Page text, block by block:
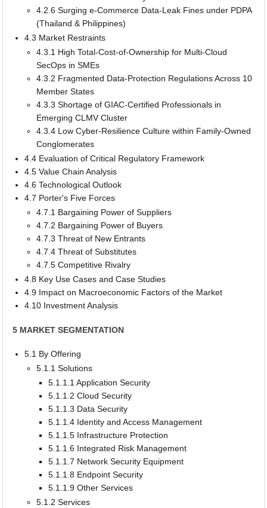
4.2.6 Surging e-Commerce Data-Leak Fines under PDPA
(Thailand & Philippines)
4.3 Market Restraints
4.3.1 High Total-Cost-of-Ownership for Multi-Cloud
SecOps in SMEs
4.3.2 Fragmented Data-Protection Regulations Across 10
Member States
4.3.3 Shortage of GIAC-Certified Professionals in
Emerging CLMV Cluster
4.3.4 Low Cyber-Resilience Culture within Family-Owned
Conglomerates
4.4 Evaluation of Critical Regulatory Framework
4.5 Value Chain Analysis
4.6 Technological Outlook
4.7 Porter's Five Forces
4.7.1 Bargaining Power of Suppliers
4.7.2 Bargaining Power of Buyers
4.7.3 Threat of New Entrants
4.7.4 Threat of Substitutes
4.7.5 Competitive Rivalry
4.8 Key Use Cases and Case Studies
4.9 Impact on Macroeconomic Factors of the Market
4.10 Investment Analysis
5 MARKET SEGMENTATION
5.1 By Offering
5.1.1 Solutions
5.1.1.1 Application Security
5.1.1.2 Cloud Security
5.1.1.3 Data Security
5.1.1.4 Identity and Access Management
5.1.1.5 Infrastructure Protection
5.1.1.6 Integrated Risk Management
5.1.1.7 Network Security Equipment
5.1.1.8 Endpoint Security
5.1.1.9 Other Services
5.1.2 Services